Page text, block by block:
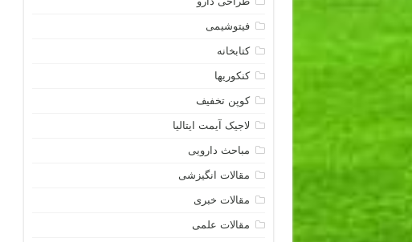
فیتوشیمی
کتابخانه
کنکوریها
کوپن تخفیف
لاجیک آیمت ایتالیا
مباحث دارویی
مقالات انگیزشی
مقالات خبری
مقالات علمی